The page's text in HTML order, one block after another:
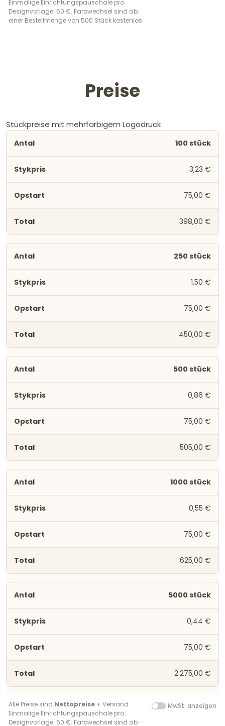
Einmalige Einrichtungspauschale pro
Designvorlage: 50 €. Farbwechsel sind ab
einer Bestellmenge von 500 Stück kostenlos.
Preise
Stückpreise mit mehrfarbigem Logodruck
100 stück
3,23 €
75,00 €
398,00 €
250 stück
1,50 €
75,00 €
450,00 €
500 stück
0,86 €
75,00 €
505,00 €
1000 stück
0,55 €
75,00 €
625,00 €
5000 stück
0,44 €
75,00 €
2.275,00 €
Alle Preise sind Nettopreise + Versand.
Einmalige Einrichtungspauschale pro
Designvorlage: 50 €. Farbwechsel sind ab
MwSt. anzeigen